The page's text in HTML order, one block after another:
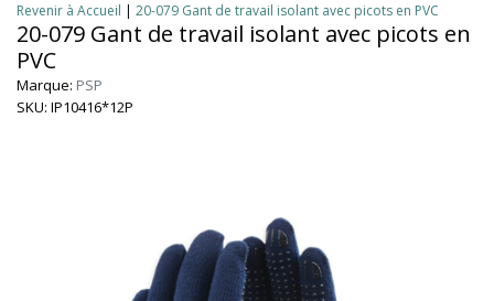
Revenir à Accueil | 20-079 Gant de travail isolant avec picots en PVC
20-079 Gant de travail isolant avec picots en
PVC
Marque: PSP
SKU: IP10416*12P